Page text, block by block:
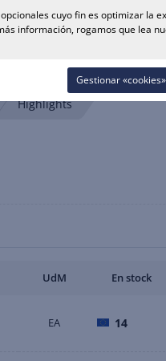
Buscador de Tiendas Carrera
Highlights
UdM En stock
EA 14
cuyo fin es optimizar la
información, rogamos que lea
Gestionar «cookies»